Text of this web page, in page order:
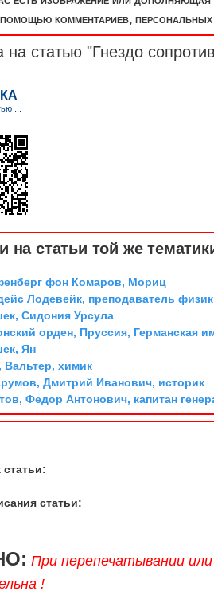
комментариев, персональных
на статью "Гнездо
на статьи той же
фон Комаров, Мориц
Лодевейк, преподаватель
Сидония Урсула
орден, Пруссия, Германская
Ян
Вальтер, химик
Дмитрий Иванович, историк
Федор Антонович, капитан
статьи:
статьи:
При перепечатывании
!